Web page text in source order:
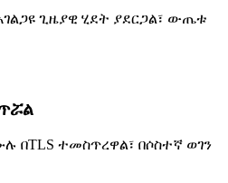
ጊዜያዊ ሂደት ያደርጋል፣ ውጤቱ
በTLS ተመስጥረዋል፣ በሶስተኛ ወገን